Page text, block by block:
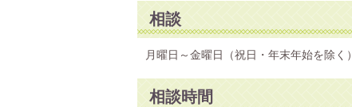
相談
月曜日～金曜日（祝日・年末年始を除く）
相談時間